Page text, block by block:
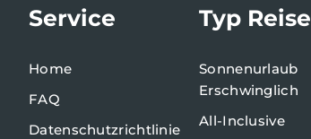
Service
Home
FAQ
Datenschutzrichtlinie
Typ Reise
Sonnenurlaub
Erschwinglich
All-Inclusive